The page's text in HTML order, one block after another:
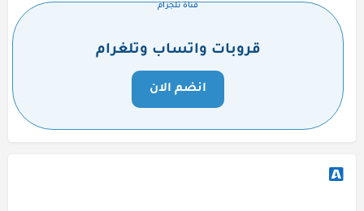
قناة تلجرام
قروبات واتساب وتلغرام
انضم الان